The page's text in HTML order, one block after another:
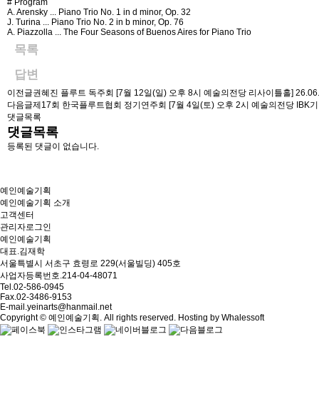
A. Arensky ... Piano Trio No. 1 in d minor, Op. 32
J. Turina ... Piano Trio No. 2 in b minor, Op. 76
A. Piazzolla ... The Four Seasons of Buenos Aires for Piano Trio
목록
답변
이전글권혜진 플루트 독주회 [7월 12일(일) 오후 8시 예술의전당 리사이틀홀]
다음글제17회 한국플루트협회 정기연주회 [7월 4일(토) 오후 2시 예술의전당 IBK
댓글목록
댓글목록
등록된 댓글이 없습니다.
예인예술기획
예인예술기획 소개
고객센터
관리자로그인
예인예술기획
대표.김재학
서울특별시 서초구 효령로 229(서울빌딩) 405호
사업자등록번호.214-04-48071
Tel.02-586-0945
Fax.02-3486-9153
E-mail.yeinarts@hanmail.net
Copyright © 예인예술기획. All rights reserved. Hosting by Whalessoft